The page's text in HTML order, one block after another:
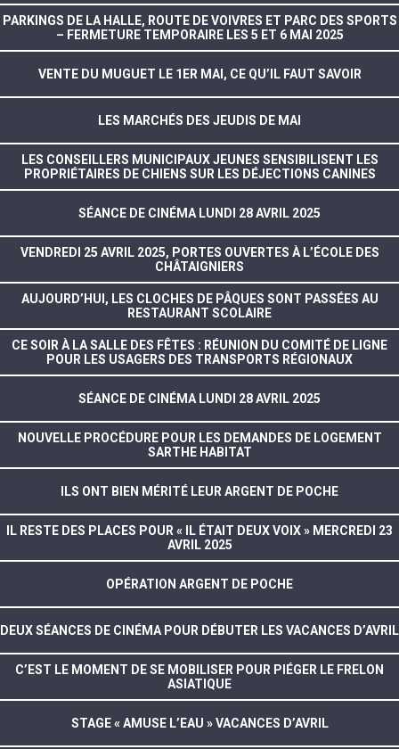
PARKINGS DE LA HALLE, ROUTE DE VOIVRES ET PARC DES SPORTS
– FERMETURE TEMPORAIRE LES 5 ET 6 MAI 2025
VENTE DU MUGUET LE 1ER MAI, CE QU’IL FAUT SAVOIR
LES MARCHÉS DES JEUDIS DE MAI
LES CONSEILLERS MUNICIPAUX JEUNES SENSIBILISENT LES
PROPRIÉTAIRES DE CHIENS SUR LES DÉJECTIONS CANINES
SÉANCE DE CINÉMA LUNDI 28 AVRIL 2025
VENDREDI 25 AVRIL 2025, PORTES OUVERTES À L’ÉCOLE DES
CHÂTAIGNIERS
AUJOURD’HUI, LES CLOCHES DE PÂQUES SONT PASSÉES AU
RESTAURANT SCOLAIRE
CE SOIR À LA SALLE DES FÊTES : RÉUNION DU COMITÉ DE LIGNE
POUR LES USAGERS DES TRANSPORTS RÉGIONAUX
SÉANCE DE CINÉMA LUNDI 28 AVRIL 2025
NOUVELLE PROCÉDURE POUR LES DEMANDES DE LOGEMENT
SARTHE HABITAT
ILS ONT BIEN MÉRITÉ LEUR ARGENT DE POCHE
IL RESTE DES PLACES POUR « IL ÉTAIT DEUX VOIX » MERCREDI 23
AVRIL 2025
OPÉRATION ARGENT DE POCHE
DEUX SÉANCES DE CINÉMA POUR DÉBUTER LES VACANCES D’AVRIL
C’EST LE MOMENT DE SE MOBILISER POUR PIÉGER LE FRELON
ASIATIQUE
STAGE « AMUSE L’EAU » VACANCES D’AVRIL